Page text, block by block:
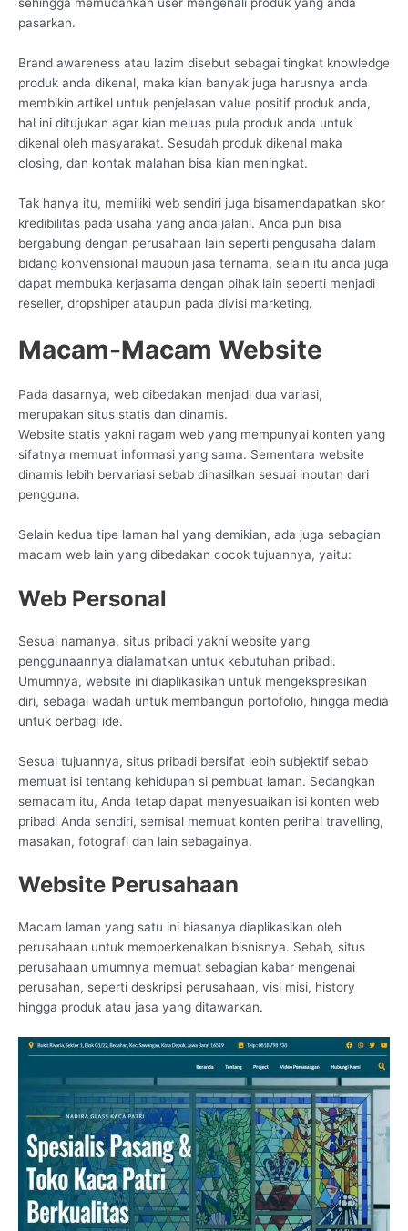
sehingga memudahkan user mengenali produk yang anda
pasarkan.
Brand awareness atau lazim disebut sebagai tingkat knowledge
produk anda dikenal, maka kian banyak juga harusnya anda
membikin artikel untuk penjelasan value positif produk anda,
hal ini ditujukan agar kian meluas pula produk anda untuk
dikenal oleh masyarakat. Sesudah produk dikenal maka
closing, dan kontak malahan bisa kian meningkat.
Tak hanya itu, memiliki web sendiri juga bisamendapatkan skor
kredibilitas pada usaha yang anda jalani. Anda pun bisa
bergabung dengan perusahaan lain seperti pengusaha dalam
bidang konvensional maupun jasa ternama, selain itu anda juga
dapat membuka kerjasama dengan pihak lain seperti menjadi
reseller, dropshiper ataupun pada divisi marketing.
Macam-Macam Website
Pada dasarnya, web dibedakan menjadi dua variasi,
merupakan situs statis dan dinamis.
Website statis yakni ragam web yang mempunyai konten yang
sifatnya memuat informasi yang sama. Sementara website
dinamis lebih bervariasi sebab dihasilkan sesuai inputan dari
pengguna.
Selain kedua tipe laman hal yang demikian, ada juga sebagian
macam web lain yang dibedakan cocok tujuannya, yaitu:
Web Personal
Sesuai namanya, situs pribadi yakni website yang
penggunaannya dialamatkan untuk kebutuhan pribadi.
Umumnya, website ini diaplikasikan untuk mengekspresikan
diri, sebagai wadah untuk membangun portofolio, hingga media
untuk berbagi ide.
Sesuai tujuannya, situs pribadi bersifat lebih subjektif sebab
memuat isi tentang kehidupan si pembuat laman. Sedangkan
semacam itu, Anda tetap dapat menyesuaikan isi konten web
pribadi Anda sendiri, semisal memuat konten perihal travelling,
masakan, fotografi dan lain sebagainya.
Website Perusahaan
Macam laman yang satu ini biasanya diaplikasikan oleh
perusahaan untuk memperkenalkan bisnisnya. Sebab, situs
perusahaan umumnya memuat sebagian kabar mengenai
perusahan, seperti deskripsi perusahaan, visi misi, history
hingga produk atau jasa yang ditawarkan.